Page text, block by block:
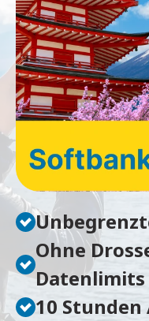
Ohne
Datenlimits
10